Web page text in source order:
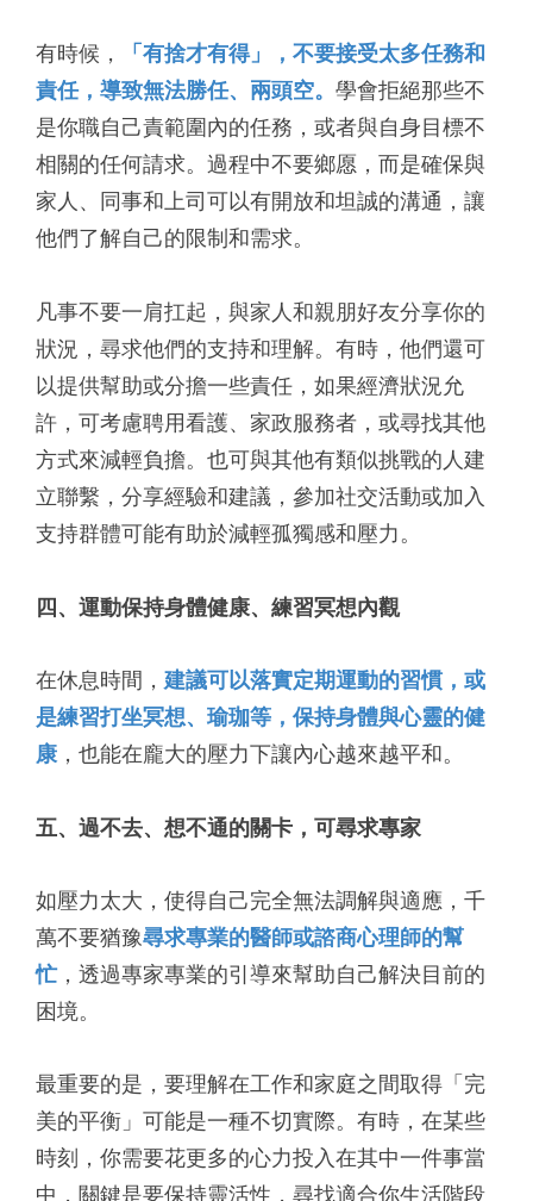
有時候，
「有捨才有得」，不要接受太多任務和
責任，導致無法勝任、兩頭空。 學會拒絕那些不
是你職自己責範圍內的任務，或者與自身目標不
相關的任何請求。過程中不要鄉愿，而是確保與
家人、同事和上司可以有開放和坦誠的溝通，讓
他們了解自己的限制和需求。
凡事不要一肩扛起，與家人和親朋好友分享你的
狀況，尋求他們的支持和理解。有時，他們還可
以提供幫助或分擔一些責任，如果經濟狀況允
許，可考慮聘用看護、家政服務者，或尋找其他
方式來減輕負擔。也可與其他有類似挑戰的人建
立聯繫，分享經驗和建議，參加社交活動或加入
支持群體可能有助於減輕孤獨感和壓力。
四、運動保持身體健康、練習冥想內觀
在休息時間， 建議可以落實定期運動的習慣，或
是練習打坐冥想、瑜珈等，保持身體與心靈的健
康，也能在龐大的壓力下讓內心越來越平和。
五、過不去、想不通的關卡，可尋求專家
如壓力太大，使得自己完全無法調解與適應，千
萬不要猶豫尋求專業的醫師或諮商心理師的幫
忙，透過專家專業的引導來幫助自己解決目前的
困境。
最重要的是，要理解在工作和家庭之間取得「完
美的平衡」可能是一種不切實際。有時，在某些
時刻，你需要花更多的心力投入在其中一件事當
中，關鍵是要保持靈活性，尋找適合你生活階段